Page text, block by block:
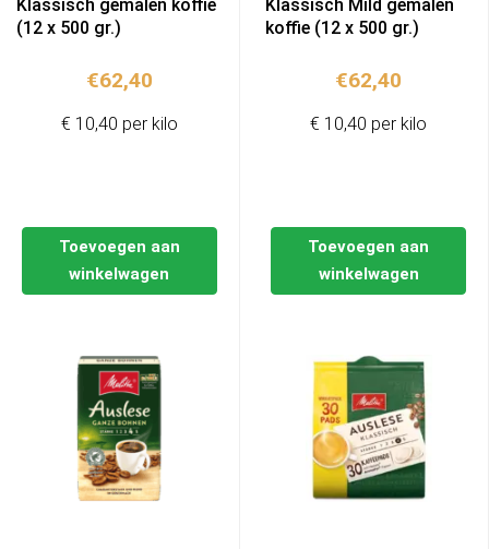
Klassisch gemalen koffie
(12 x 500 gr.)
€62,40
Toevoegen aan
winkelwagen
€ 10,40 per kilo
Klassisch Mild gemalen
koffie (12 x 500 gr.)
€62,40
Toevoegen aan
winkelwagen
€ 10,40 per kilo